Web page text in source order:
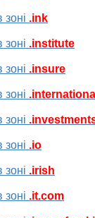
.ink
.institute
.insure
.io
.irish
.it.com